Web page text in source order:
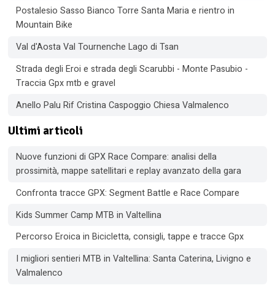
Postalesio Sasso Bianco Torre Santa Maria e rientro in
Mountain Bike
Val d'Aosta Val Tournenche Lago di Tsan
Strada degli Eroi e strada degli Scarubbi - Monte Pasubio -
Traccia Gpx mtb e gravel
Anello Palu Rif Cristina Caspoggio Chiesa Valmalenco
Ultimi articoli
Nuove funzioni di GPX Race Compare: analisi della
prossimità, mappe satellitari e replay avanzato della gara
Confronta tracce GPX: Segment Battle e Race Compare
Kids Summer Camp MTB in Valtellina
Percorso Eroica in Bicicletta, consigli, tappe e tracce Gpx
I migliori sentieri MTB in Valtellina: Santa Caterina, Livigno e
Valmalenco